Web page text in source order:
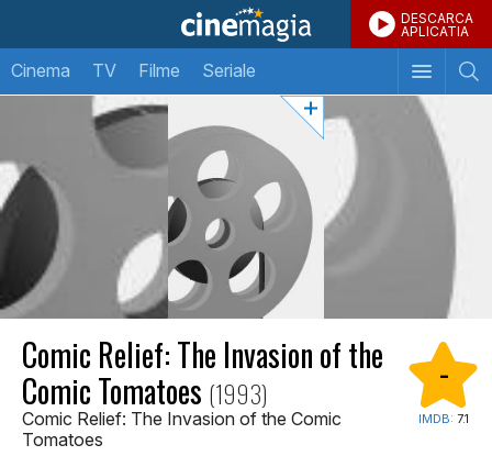
DESCARCA
APLICATIA
Cinema TV Filme Seriale
Comic Relief: The Invasion of the
Comic Tomatoes (1993)
Comic Relief: The Invasion of the Comic
Tomatoes
-
IMDB: 7.1